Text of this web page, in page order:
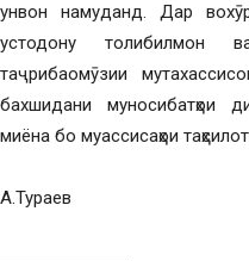
унвон намуданд. Дар
устодону толибилмон
таҷрибаомӯзии
бахшидани муносибатҳои
миёна бо муассисаҳои
А.Тураев